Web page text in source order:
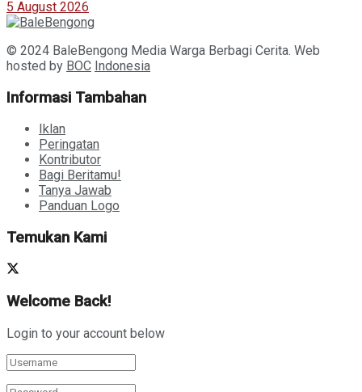
5 August 2026
© 2024 BaleBengong Media Warga Berbagi Cerita. Web
hosted by BOC Indonesia
Informasi Tambahan
Iklan
Peringatan
Kontributor
Bagi Beritamu!
Tanya Jawab
Panduan Logo
Temukan Kami
Welcome Back!
Login to your account below